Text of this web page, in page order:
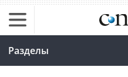
Разделы